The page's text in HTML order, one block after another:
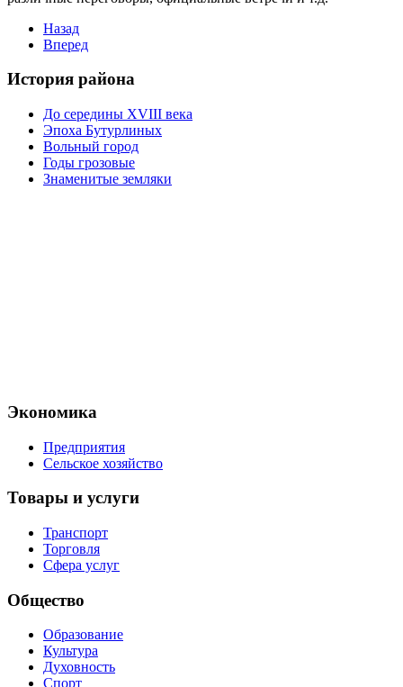
Назад
Вперед
История района
До середины XVIII века
Эпоха Бутурлиных
Вольный город
Годы грозовые
Знаменитые земляки
Экономика
Предприятия
Сельское хозяйство
Товары и услуги
Транспорт
Торговля
Сфера услуг
Общество
Образование
Культура
Духовность
Спорт